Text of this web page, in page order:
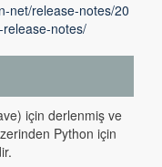
net/release-notes/20
notes/
için derlenmiş ve
Python için